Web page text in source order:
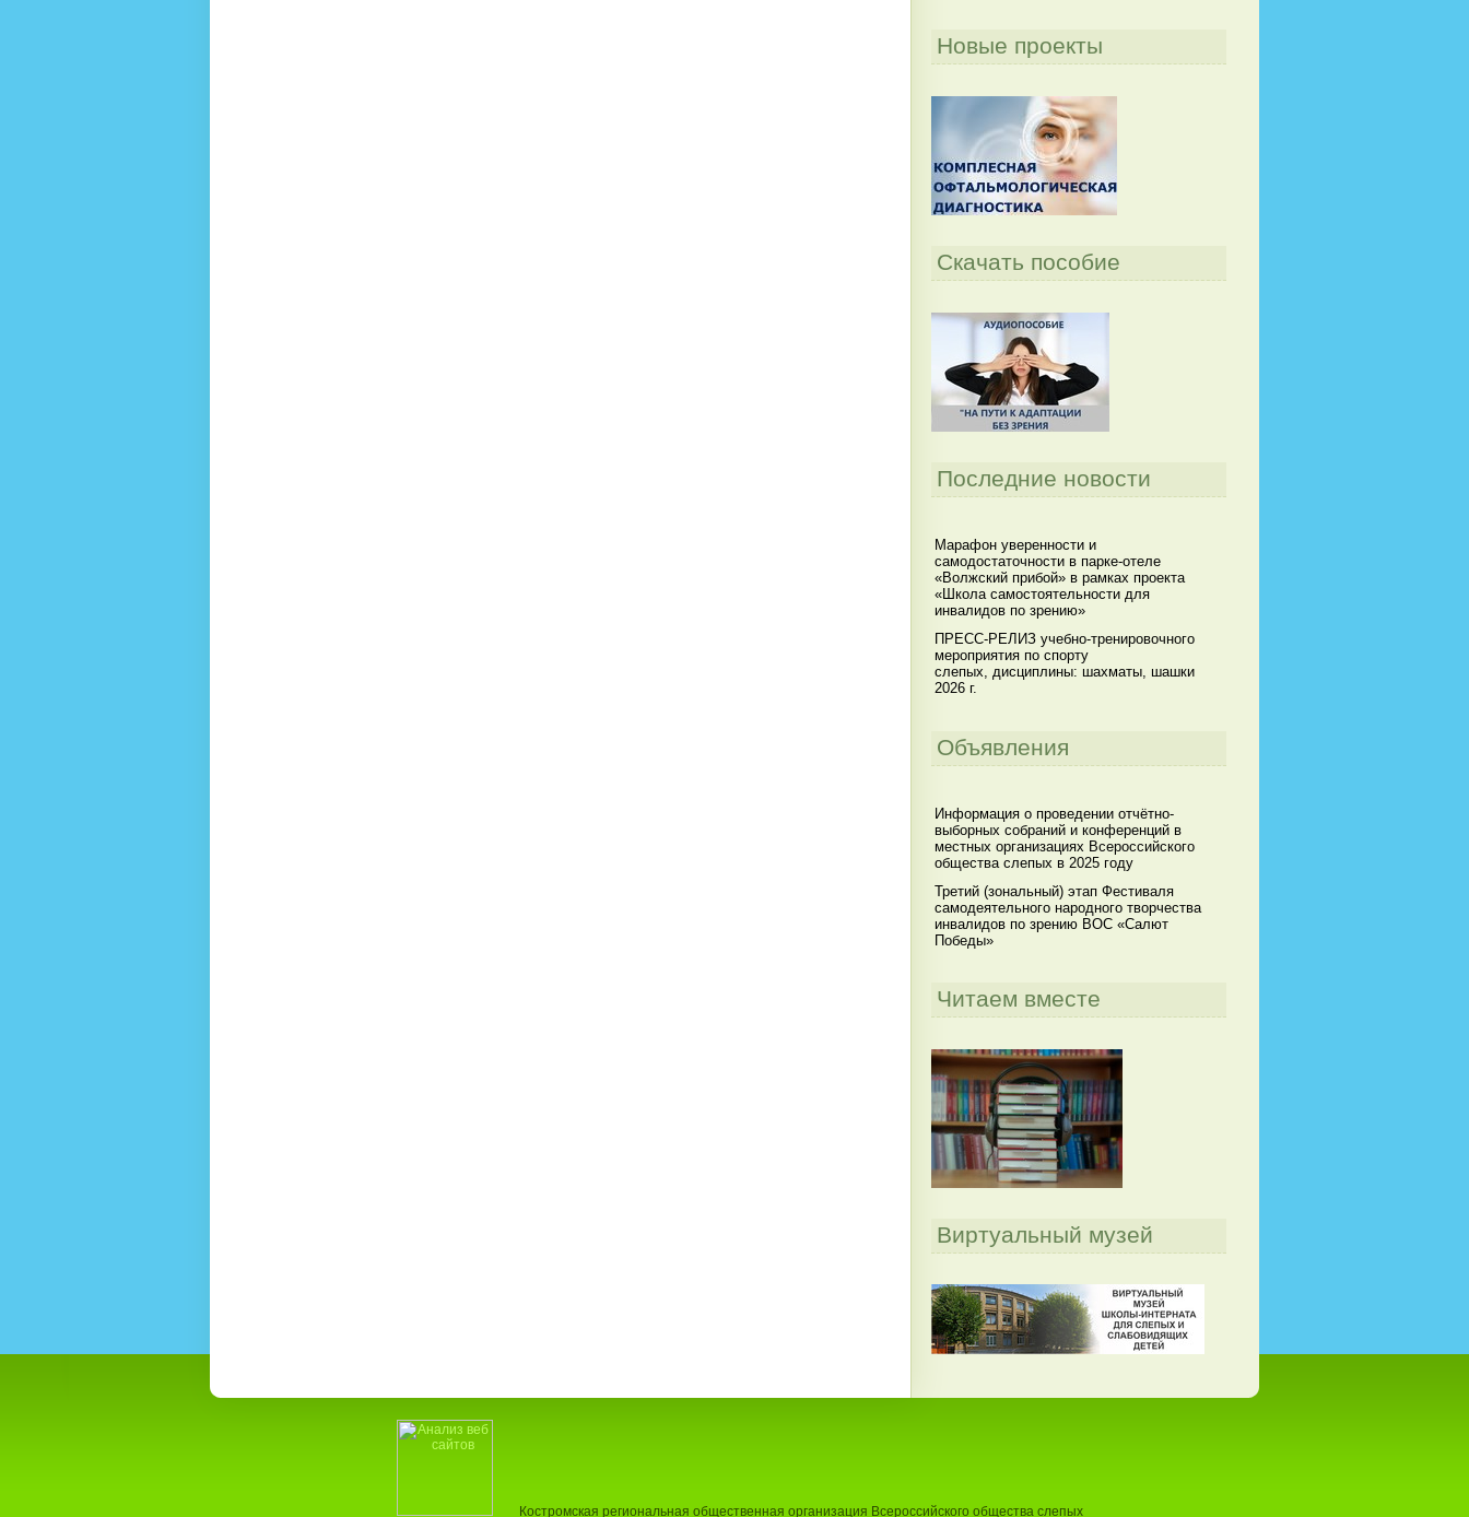
Новые проекты
Скачать пособие
Последние новости
Марафон уверенности и
самодостаточности в парке-отеле
«Волжский прибой» в рамках проекта
«Школа самостоятельности для
инвалидов по зрению»
ПРЕСС-РЕЛИЗ учебно-тренировочного
мероприятия по спорту
слепых, дисциплины: шахматы, шашки
2026 г.
Объявления
Информация о проведении отчётно-
выборных собраний и конференций в
местных организациях Всероссийского
общества слепых в 2025 году
Третий (зональный) этап Фестиваля
самодеятельного народного творчества
инвалидов по зрению ВОС «Салют
Победы»
Читаем вместе
Виртуальный музей
Костромская региональная общественная организация Всероссийского общества слепых